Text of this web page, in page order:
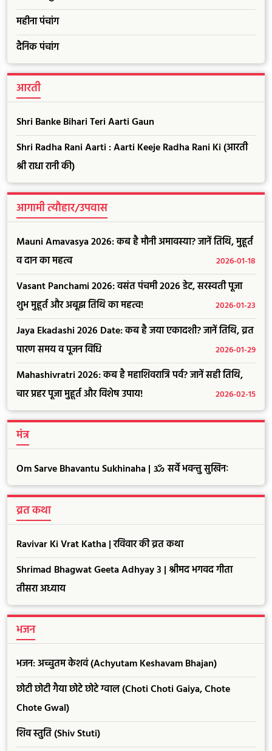
महीना पंचांग
दैनिक पंचांग
आरती
Shri Banke Bihari Teri Aarti Gaun
Shri Radha Rani Aarti : Aarti Keeje Radha Rani Ki (आरती
श्री राधा रानी की)
आगामी त्यौहार/उपवास
Mauni Amavasya 2026: कब है मौनी अमावस्या? जानें तिथि, मुहूर्त
व दान का महत्व
2026-01-18
Vasant Panchami 2026: वसंत पंचमी 2026 डेट, सरस्वती पूजा
शुभ मुहूर्त और अबूझ तिथि का महत्व!
2026-01-23
Jaya Ekadashi 2026 Date: कब है जया एकादशी? जानें तिथि, व्रत
पारण समय व पूजन विधि
2026-01-29
Mahashivratri 2026: कब है महाशिवरात्रि पर्व? जानें सही तिथि,
चार प्रहर पूजा मुहूर्त और विशेष उपाय!
2026-02-15
मंत्र
Om Sarve Bhavantu Sukhinaha | ॐ सर्वे भवन्तु सुखिनः
व्रत कथा
Ravivar Ki Vrat Katha | रविवार की व्रत कथा
Shrimad Bhagwat Geeta Adhyay 3 | श्रीमद भगवद गीता
तीसरा अध्याय
भजन
भजन: अच्चुतम केशवं (Achyutam Keshavam Bhajan)
छोटी छोटी गैया छोटे छोटे ग्वाल (Choti Choti Gaiya, Chote
Chote Gwal)
शिव स्तुति (Shiv Stuti)